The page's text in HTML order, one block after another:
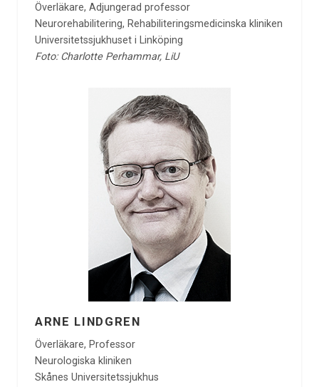
Överläkare, Adjungerad professor
Neurorehabilitering, Rehabiliteringsmedicinska kliniken
Universitetssjukhuset i Linköping
Foto: Charlotte Perhammar, LiU
ARNE LINDGREN
Överläkare, Professor
Neurologiska kliniken
Skånes Universitetssjukhus